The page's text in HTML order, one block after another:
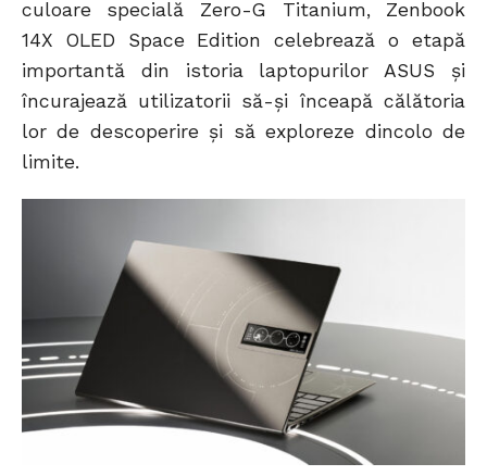
culoare specială Zero-G Titanium, Zenbook
14X OLED Space Edition celebrează o etapă
importantă din istoria laptopurilor ASUS și
încurajează utilizatorii să-și înceapă călătoria
lor de descoperire și să exploreze dincolo de
limite.